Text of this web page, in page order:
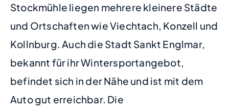
Stockmühle liegen mehrere kleinere Städte
und Ortschaften wie Viechtach, Konzell und
Kollnburg. Auch die Stadt Sankt Englmar,
bekannt für ihr Wintersportangebot,
befindet sich in der Nähe und ist mit dem
Auto gut erreichbar. Die